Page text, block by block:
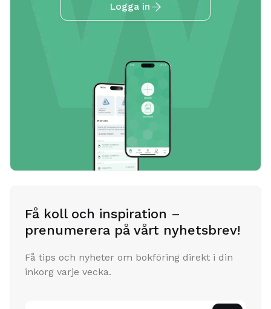
Logga in 
Få koll och inspiration –
prenumerera på vårt nyhetsbrev!
Få tips och nyheter om bokföring direkt i din
inkorg varje vecka.